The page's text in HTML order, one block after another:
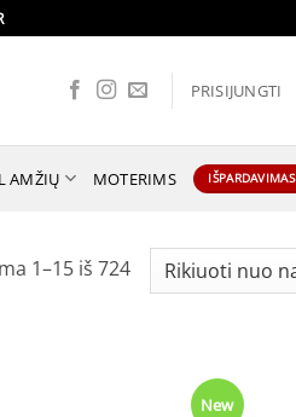
PRISIJUNGTI
AMŽIŲ MOTERIMS IŠPARDAVIMAS
1–15 iš 724Rūšiuojama
pagal
New